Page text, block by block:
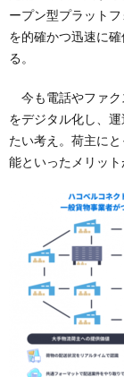
ープン型プラット
を的確かつ迅速に
る。
今も電話やファク
をデジタル化し、
たい考え。荷主に
能といったメリット